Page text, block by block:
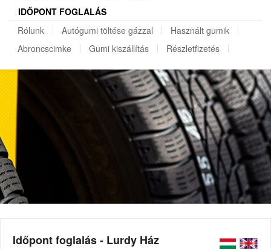
REGISZTRÁCIÓ
IDŐPONT FOGLALÁS
Rólunk
Autógumi töltése gázzal
Használt gumik
Abroncscimke
Gumi kiszállítás Részletfizetés
Időpont foglalás - Lurdy Ház